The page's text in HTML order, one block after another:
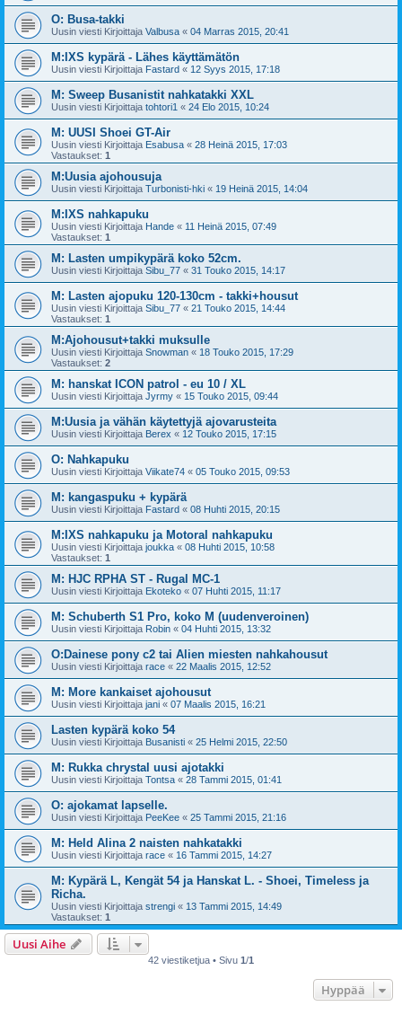
O: Busa-takki
Uusin viesti Kirjoittaja Valbusa « 04 Marras 2015, 20:41
M:IXS kypärä - Lähes käyttämätön
Uusin viesti Kirjoittaja Fastard « 12 Syys 2015, 17:18
M: Sweep Busanistit nahkatakki XXL
Uusin viesti Kirjoittaja tohtori1 « 24 Elo 2015, 10:24
M: UUSI Shoei GT-Air
Uusin viesti Kirjoittaja Esabusa « 28 Heinä 2015, 17:03
Vastaukset: 1
M:Uusia ajohousuja
Uusin viesti Kirjoittaja Turbonisti-hki « 19 Heinä 2015, 14:04
M:IXS nahkapuku
Uusin viesti Kirjoittaja Hande « 11 Heinä 2015, 07:49
Vastaukset: 1
M: Lasten umpikypärä koko 52cm.
Uusin viesti Kirjoittaja Sibu_77 « 31 Touko 2015, 14:17
M: Lasten ajopuku 120-130cm - takki+housut
Uusin viesti Kirjoittaja Sibu_77 « 21 Touko 2015, 14:44
Vastaukset: 1
M:Ajohousut+takki muksulle
Uusin viesti Kirjoittaja Snowman « 18 Touko 2015, 17:29
Vastaukset: 2
M: hanskat ICON patrol - eu 10 / XL
Uusin viesti Kirjoittaja Jyrmy « 15 Touko 2015, 09:44
M:Uusia ja vähän käytettyjä ajovarusteita
Uusin viesti Kirjoittaja Berex « 12 Touko 2015, 17:15
O: Nahkapuku
Uusin viesti Kirjoittaja Viikate74 « 05 Touko 2015, 09:53
M: kangaspuku + kypärä
Uusin viesti Kirjoittaja Fastard « 08 Huhti 2015, 20:15
M:IXS nahkapuku ja Motoral nahkapuku
Uusin viesti Kirjoittaja joukka « 08 Huhti 2015, 10:58
Vastaukset: 1
M: HJC RPHA ST - Rugal MC-1
Uusin viesti Kirjoittaja Ekoteko « 07 Huhti 2015, 11:17
M: Schuberth S1 Pro, koko M (uudenveroinen)
Uusin viesti Kirjoittaja Robin « 04 Huhti 2015, 13:32
O:Dainese pony c2 tai Alien miesten nahkahousut
Uusin viesti Kirjoittaja race « 22 Maalis 2015, 12:52
M: More kankaiset ajohousut
Uusin viesti Kirjoittaja jani « 07 Maalis 2015, 16:21
Lasten kypärä koko 54
Uusin viesti Kirjoittaja Busanisti « 25 Helmi 2015, 22:50
M: Rukka chrystal uusi ajotakki
Uusin viesti Kirjoittaja Tontsa « 28 Tammi 2015, 01:41
O: ajokamat lapselle.
Uusin viesti Kirjoittaja PeeKee « 25 Tammi 2015, 21:16
M: Held Alina 2 naisten nahkatakki
Uusin viesti Kirjoittaja race « 16 Tammi 2015, 14:27
M: Kypärä L, Kengät 54 ja Hanskat L. - Shoei, Timeless ja
Richa.
Uusin viesti Kirjoittaja strengi « 13 Tammi 2015, 14:49
Vastaukset: 1
Uusi Aihe
42 viestiketjua • Sivu 1/1
Hyppää